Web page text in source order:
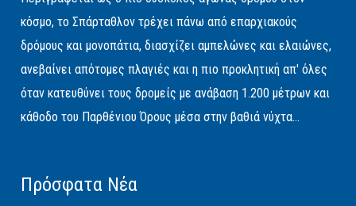
κόσμο, το Σπάρταθλον τρέχει πάνω από επαρχιακούς
δρόμους και μονοπάτια, διασχίζει αμπελώνες και ελαιώνες,
ανεβαίνει απότομες πλαγιές και η πιο προκλητική απ' όλες
όταν κατευθύνει τους δρομείς με ανάβαση 1.200 μέτρων και
κάθοδο του Παρθένιου Όρους μέσα στην βαθιά νύχτα...
Πρόσφατα Νέα